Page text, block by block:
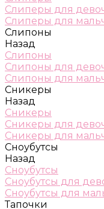
Слиперы для
Слиперы для
Слипоны
Назад
Слипоны
Слипоны для
Слипоны для
Сникеры
Назад
Сникеры
Сникеры для
Сникеры для
Сноубутсы
Назад
Сноубутсы
Сноубутсы для
Сноубутсы для
Тапочки